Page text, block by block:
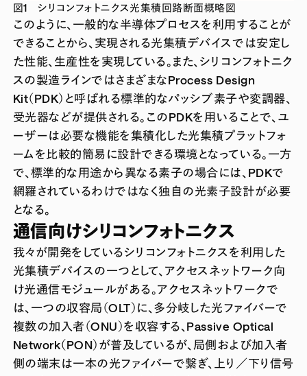
図1 シリコンフォトニクス光集積回路断面概略図
このように、一般的な半導体プロセスを利用することが
できることから、実現される光集積デバイスでは安定し
た性能、生産性を実現している。また、シリコンフォトニク
スの製造ラインではさまざまなProcess Design
Kit（PDK）と呼ばれる標準的なパッシブ素子や変調器、
受光器などが提供される。このPDKを用いることで、ユ
ーザーは必要な機能を集積化した光集積プラットフォ
ームを比較的簡易に設計できる環境となっている。一方
で、標準的な用途から異なる素子の場合には、PDKで
網羅されているわけではなく独自の光素子設計が必要
となる。
通信向けシリコンフォトニクス
我々が開発をしているシリコンフォトニクスを利用した
光集積デバイスの一つとして、アクセスネットワーク向
け光通信モジュールがある。アクセスネットワークで
は、一つの収容局（OLT）に、多分岐した光ファイバーで
複数の加入者（ONU）を収容する、Passive Optical
Network（PON）が普及しているが、局側および加入者
側の端末は一本の光ファイバーで繋ぎ、上り／下り信号